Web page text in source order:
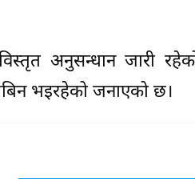
विस्तृत अनुसन्धान जारी
भइरहेको जनाएको छ।